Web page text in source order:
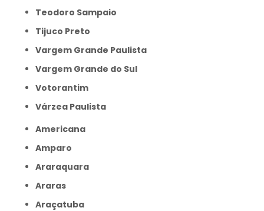
Teodoro Sampaio
Tijuco Preto
Vargem Grande Paulista
Vargem Grande do Sul
Votorantim
Várzea Paulista
Americana
Amparo
Araraquara
Araras
Araçatuba